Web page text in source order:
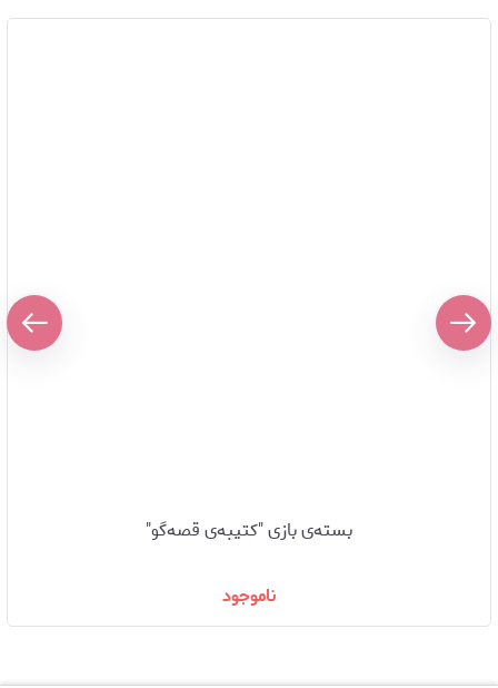
بسته‌ی بازی "کتیبه‌ی قصه‌گو"
ناموجود